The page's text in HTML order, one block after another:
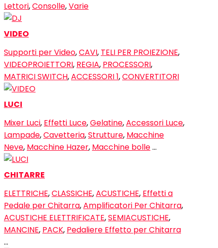
Lettori,Consolle,Varie
VIDEO
Supporti per Video,CAVI, TELI PER PROIEZIONE,
VIDEOPROIETTORI, REGIA, PROCESSORI,
MATRICI SWITCH,ACCESSORI 1,CONVERTITORI
LUCI
Mixer Luci, Effetti Luce,Gelatine,Accessori Luce,
Lampade,Cavetteria,Strutture, Macchine
Neve, Macchine Hazer, Macchine bolle…
CHITARRE
ELETTRICHE,CLASSICHE,ACUSTICHE, Effetti a
Pedale per Chitarra,Amplificatori Per Chitarra,
ACUSTICHE ELETTRIFICATE,SEMIACUSTICHE,
MANCINE, PACK, Pedaliere Effetto per Chitarra
…